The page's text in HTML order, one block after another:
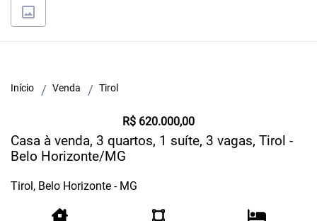
Início Venda Tirol
R$ 620.000,00
Casa à venda, 3 quartos, 1 suíte, 3 vagas, Tirol -
Belo Horizonte/MG
Tirol, Belo Horizonte - MG